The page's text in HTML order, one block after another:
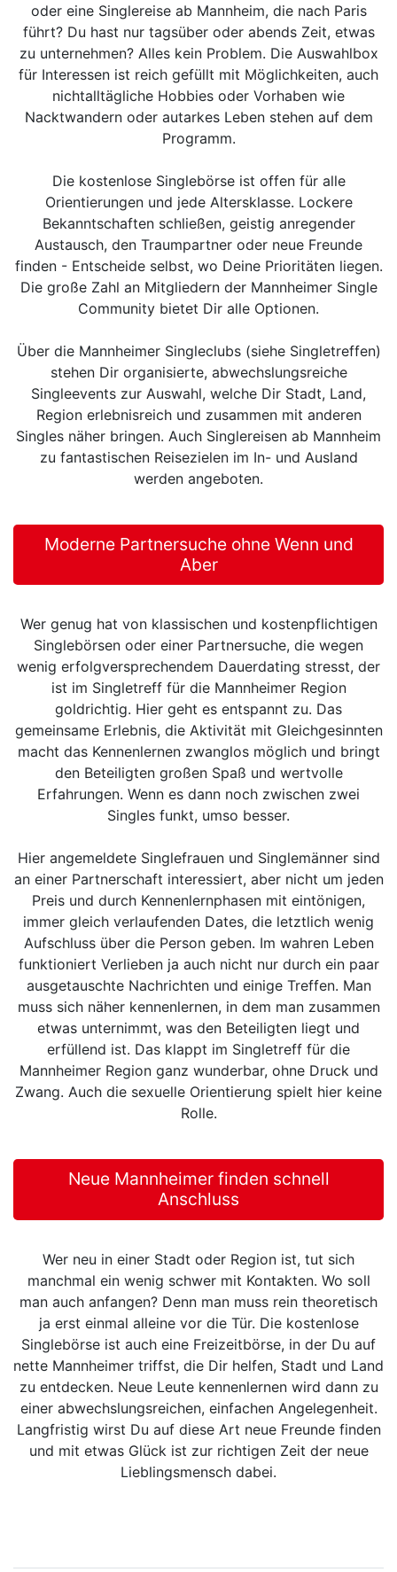
oder eine Singlereise ab Mannheim, die nach Paris
führt? Du hast nur tagsüber oder abends Zeit, etwas
zu unternehmen? Alles kein Problem. Die Auswahlbox
für Interessen ist reich gefüllt mit Möglichkeiten, auch
nichtalltägliche Hobbies oder Vorhaben wie
Nacktwandern oder autarkes Leben stehen auf dem
Programm.
Die kostenlose Singlebörse ist offen für alle
Orientierungen und jede Altersklasse. Lockere
Bekanntschaften schließen, geistig anregender
Austausch, den Traumpartner oder neue Freunde
finden - Entscheide selbst, wo Deine Prioritäten liegen.
Die große Zahl an Mitgliedern der Mannheimer Single
Community bietet Dir alle Optionen.
Über die Mannheimer Singleclubs (siehe Singletreffen)
stehen Dir organisierte, abwechslungsreiche
Singleevents zur Auswahl, welche Dir Stadt, Land,
Region erlebnisreich und zusammen mit anderen
Singles näher bringen. Auch Singlereisen ab Mannheim
zu fantastischen Reisezielen im In- und Ausland
werden angeboten.
Moderne Partnersuche ohne Wenn und
Aber
Wer genug hat von klassischen und kostenpflichtigen
Singlebörsen oder einer Partnersuche, die wegen
wenig erfolgversprechendem Dauerdating stresst, der
ist im Singletreff für die Mannheimer Region
goldrichtig. Hier geht es entspannt zu. Das
gemeinsame Erlebnis, die Aktivität mit Gleichgesinnten
macht das Kennenlernen zwanglos möglich und bringt
den Beteiligten großen Spaß und wertvolle
Erfahrungen. Wenn es dann noch zwischen zwei
Singles funkt, umso besser.
Hier angemeldete Singlefrauen und Singlemänner sind
an einer Partnerschaft interessiert, aber nicht um jeden
Preis und durch Kennenlernphasen mit eintönigen,
immer gleich verlaufenden Dates, die letztlich wenig
Aufschluss über die Person geben. Im wahren Leben
funktioniert Verlieben ja auch nicht nur durch ein paar
ausgetauschte Nachrichten und einige Treffen. Man
muss sich näher kennenlernen, in dem man zusammen
etwas unternimmt, was den Beteiligten liegt und
erfüllend ist. Das klappt im Singletreff für die
Mannheimer Region ganz wunderbar, ohne Druck und
Zwang. Auch die sexuelle Orientierung spielt hier keine
Rolle.
Neue Mannheimer finden schnell
Anschluss
Wer neu in einer Stadt oder Region ist, tut sich
manchmal ein wenig schwer mit Kontakten. Wo soll
man auch anfangen? Denn man muss rein theoretisch
ja erst einmal alleine vor die Tür. Die kostenlose
Singlebörse ist auch eine Freizeitbörse, in der Du auf
nette Mannheimer triffst, die Dir helfen, Stadt und Land
zu entdecken. Neue Leute kennenlernen wird dann zu
einer abwechslungsreichen, einfachen Angelegenheit.
Langfristig wirst Du auf diese Art neue Freunde finden
und mit etwas Glück ist zur richtigen Zeit der neue
Lieblingsmensch dabei.